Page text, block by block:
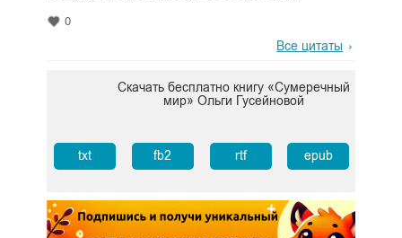
0
Все цитаты
Скачать бесплатно книгу «Сумеречный
мир» Ольги Гусейновой
txt fb2 rtf epub